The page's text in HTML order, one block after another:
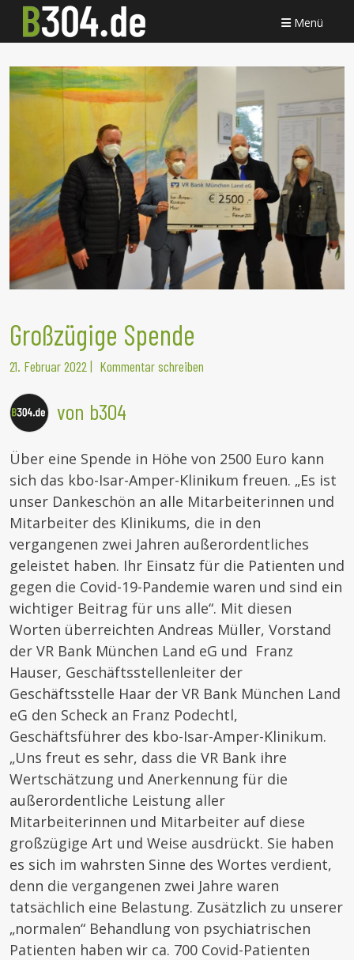
Menü
Großzügige Spende
21. Februar 2022 | Kommentar schreiben
von b304
Über eine Spende in Höhe von 2500 Euro kann
sich das kbo-Isar-Amper-Klinikum freuen. „Es ist
unser Dankeschön an alle Mitarbeiterinnen und
Mitarbeiter des Klinikums, die in den
vergangenen zwei Jahren außerordentliches
geleistet haben. Ihr Einsatz für die Patienten und
gegen die Covid-19-Pandemie waren und sind ein
wichtiger Beitrag für uns alle“. Mit diesen
Worten überreichten Andreas Müller, Vorstand
der VR Bank München Land eG und Franz
Hauser, Geschäftsstellenleiter der
Geschäftsstelle Haar der VR Bank München Land
eG den Scheck an Franz Podechtl,
Geschäftsführer des kbo-Isar-Amper-Klinikum.
„Uns freut es sehr, dass die VR Bank ihre
Wertschätzung und Anerkennung für die
außerordentliche Leistung aller
Mitarbeiterinnen und Mitarbeiter auf diese
großzügige Art und Weise ausdrückt. Sie haben
es sich im wahrsten Sinne des Wortes verdient,
denn die vergangenen zwei Jahre waren
tatsächlich eine Belastung. Zusätzlich zu unserer
„normalen“ Behandlung von psychiatrischen
Patienten haben wir ca. 700 Covid-Patienten